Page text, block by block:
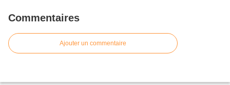
Commentaires
Ajouter un commentaire